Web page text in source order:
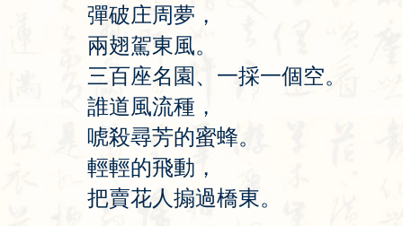
彈破庄周夢 ，
兩翅駕東風。
三百座名 園 、 一採一個空。
誰道風流種 ，
唬殺尋芳的蜜蜂。
輕輕的飛動 ，
把賣花人搧過橋東。